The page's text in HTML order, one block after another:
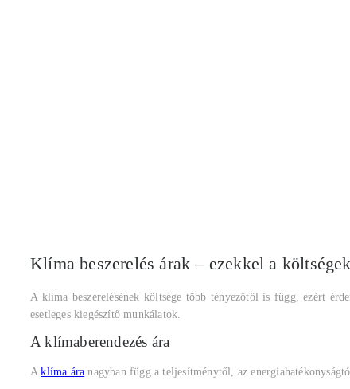
Klíma beszerelés árak – ezekkel a
A klíma beszerelésének költsége több tényezőtől is függ, ezért
esetleges kiegészítő munkálatok.
A klímaberendezés ára
Aklíma ára nagyban függ a teljesítménytől, az